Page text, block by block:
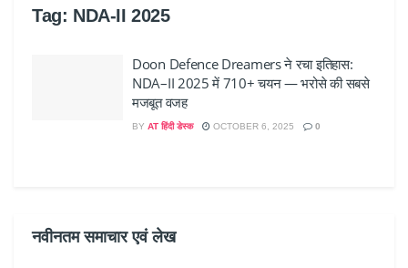
Tag: NDA-II 2025
Doon Defence Dreamers ने रचा इतिहास:
NDA–II 2025 में 710+ चयन — भरोसे की सबसे
मजबूत वजह
BY AT हिंदी डेस्क OCTOBER 6, 2025 0
नवीनतम समाचार एवं लेख